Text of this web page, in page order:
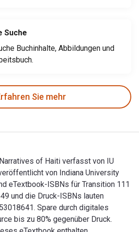
Suche
Buchinhalte, Abbildungen und
Sie mehr
of Haiti verfasst von IU
von Indiana University
eTextbook-ISBNs für Transition 111
und die Druck-ISBNs lauten
Spare durch digitales
bis zu 80% gegenüber Druck.